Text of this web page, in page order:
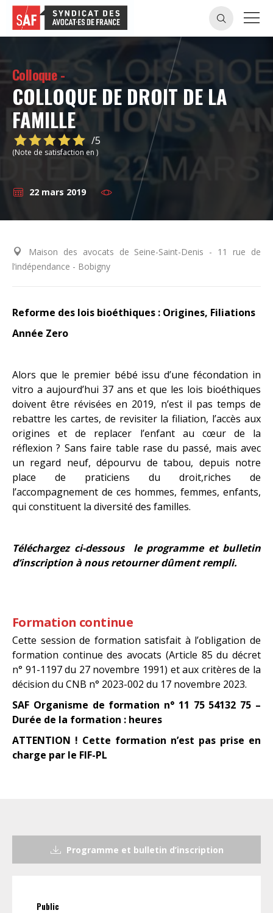
Colloque -
COLLOQUE DE DROIT DE LA
FAMILLE
/5
(Note de satisfaction en )
22 mars 2019
Maison des avocats de Seine-Saint-Denis - 11 rue de
l’indépendance - Bobigny
Reforme des lois bioéthiques : Origines, Filiations
Année Zero
Alors que le premier bébé issu d’une fécondation in
vitro a aujourd’hui 37 ans et que les lois bioéthiques
doivent être révisées en 2019, n’est il pas temps de
rebattre les cartes, de revisiter la filiation, l’accès aux
origines et de replacer l’enfant au cœur de la
réflexion ? Sans faire table rase du passé, mais avec
un regard neuf, dépourvu de tabou, depuis notre
place de praticiens du droit,riches de
l’accompagnement de ces hommes, femmes, enfants,
qui constituent la diversité des familles.
Téléchargez ci-dessous le programme et bulletin
d’inscription à nous retourner dûment rempli.
Formation continue
Cette session de formation satisfait à l’obligation de
formation continue des avocats (Article 85 du décret
n° 91-1197 du 27 novembre 1991) et aux critères de la
décision du CNB n° 2023-002 du 17 novembre 2023.
SAF Organisme de formation n° 11 75 54132 75 –
Durée de la formation : heures
ATTENTION ! Cette formation n’est pas prise en
charge par le FIF-PL
Programme et bulletin d’inscription
Public